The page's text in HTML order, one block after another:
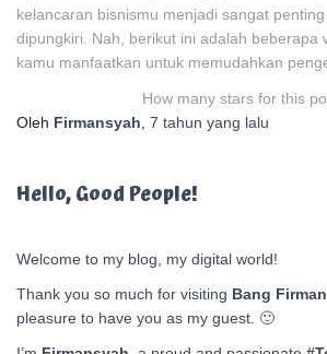
kelancaran bisnismu menjadi sangat
dipungkiri. Nah, berikut ini adalah beberapa
kamu manfaatkan untuk memudahkan
How many stars for this
Oleh Firmansyah 7 tahun yang lalu
Hello, Good People!
Welcome to my blog, my digital world!
Thank you so much for visiting Bang
pleasure to have you as my guest. 🙂